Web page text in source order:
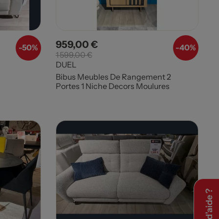
-50% -40%
Prix
959,00 €Prix de base
1 599,00 €
DUEL
Bibus Meubles De Rangement 2
Portes 1 Niche Decors Moulures